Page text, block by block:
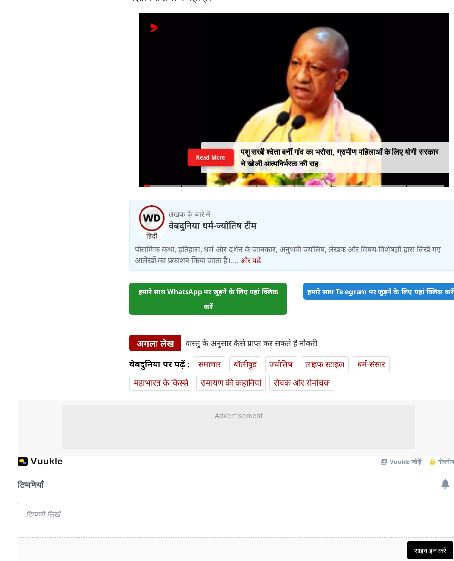
पशु सखी श्वेता बनीं गांव का भरोसा, ग्रामीण महिलाओं के लिए योगी सरकार
ने खोली आत्मनिर्भरता की राह
Read More
लेखक के बारे में
वेबदुनिया धर्म-ज्योतिष टीम
पौराणिक कथा, इतिहास, धर्म और दर्शन के जानकार, अनुभवी ज्योतिष, लेखक और विषय-विशेषज्ञों द्वारा लिखे गए
आलेखों का प्रकाशन किया जाता है।.... और पढ़ें
हमारे साथ WhatsApp पर जुड़ने के लिए यहां क्लिक
करें
हमारे साथ Telegram पर जुड़ने के लिए यहां क्लिक करें
अगला लेख वास्तु के अनुसार कैसे प्राप्त कर सकते हैं नौकरी
वेबदुनिया पर पढ़ें : समाचार बॉलीवुड ज्योतिष लाइफ स्‍टाइल
धर्म-संसार
महाभारत के किस्से
रामायण की कहानियां रोचक और रोमांचक